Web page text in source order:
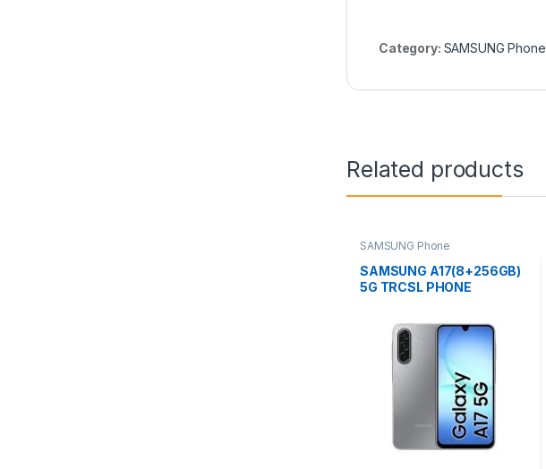
Category: SAMSUNG Phone
Related products
SAMSUNG Phone
SAMSUNG A17(8+256GB)
5G TRCSL PHONE